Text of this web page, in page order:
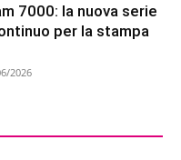
7000: la nuova serie
per la stampa
2026